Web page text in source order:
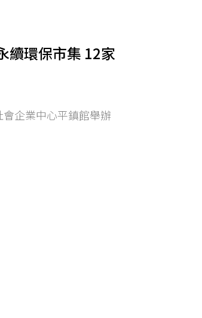
續環保市集 12家
企業中心平鎮館舉辦